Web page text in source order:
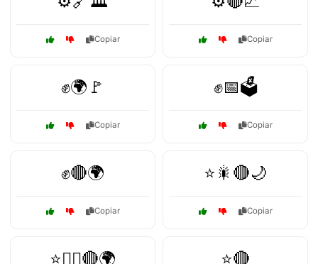
Copiar Copiar
✊🌍🚩
Copiar
✊📅🗳️
Copiar
✊🔴🌍
Copiar
⭐🎇🔴🌙
Copiar
⭐🏴‍☠️🔴🌍 ⭐🔴